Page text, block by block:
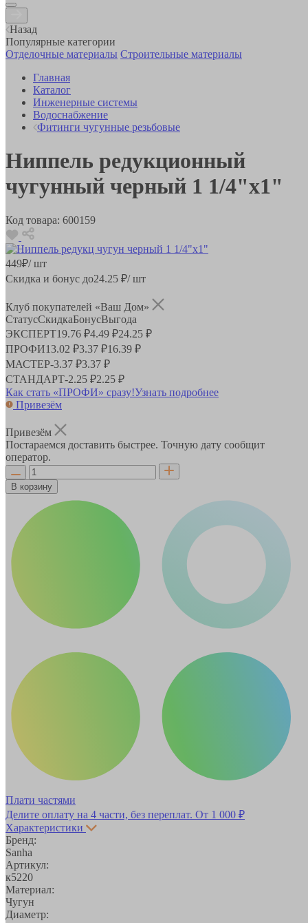
Назад
Популярные категории
Отделочные материалы Строительные материалы
Главная
Каталог
Инженерные системы
Водоснабжение
Фитинги чугунные резьбовые
Ниппель редукционный
чугунный черный 1 1/4"x1"
Код товара: 600159
449₽/ шт
Скидка и бонус до24.25 ₽/ шт
Клуб покупателей «Ваш Дом»
СтатусСкидкаБонусВыгода
ЭКСПЕРТ19.76 ₽4.49 ₽24.25 ₽
ПРОФИ13.02 ₽3.37 ₽16.39 ₽
МАСТЕР-3.37 ₽3.37 ₽
СТАНДАРТ-2.25 ₽2.25 ₽
Как стать «ПРОФИ» сразу!Узнать подробнее
Привезём
Привезём
Постараемся доставить быстрее. Точную дату сообщит
оператор.
В корзину
Плати частями
Делите оплату на 4 части, без переплат. От 1 000 ₽
Характеристики
Бренд:
Sanha
Артикул:
к5220
Материал:
Чугун
Диаметр: